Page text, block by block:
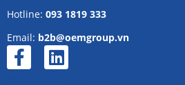
Hotline: 093 1819 333
Email: b2b@oemgroup.vn